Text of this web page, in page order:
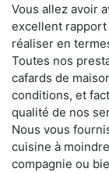
Vous allez avoir
excellent
réaliser en
Toutes nos
cafards de
conditions, et
qualité de nos
Nous vous
cuisine à
compagnie ou